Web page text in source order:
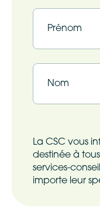
Infolettre
La CSC vous
destinée à
services-
importe leur